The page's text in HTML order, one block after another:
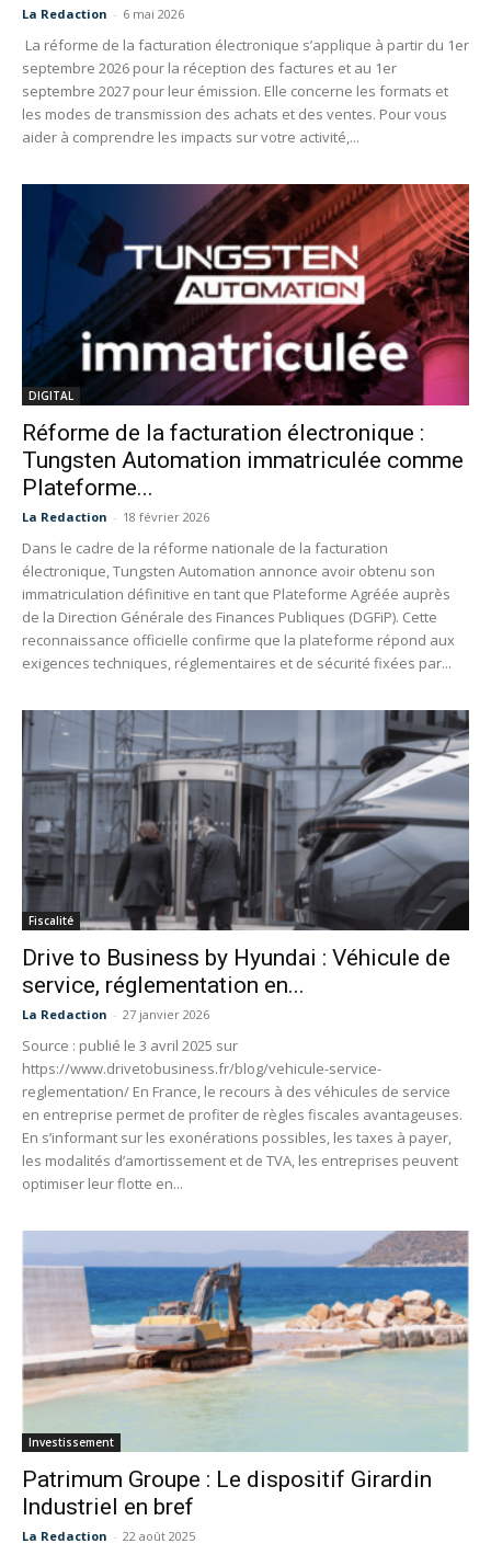
La Redaction - 6 mai 2026
La réforme de la facturation électronique s’applique à partir du 1er
septembre 2026 pour la réception des factures et au 1er
septembre 2027 pour leur émission. Elle concerne les formats et
les modes de transmission des achats et des ventes. Pour vous
aider à comprendre les impacts sur votre activité,...
DIGITAL
Réforme de la facturation électronique :
Tungsten Automation immatriculée comme
Plateforme...
La Redaction - 18 février 2026
Dans le cadre de la réforme nationale de la facturation
électronique, Tungsten Automation annonce avoir obtenu son
immatriculation définitive en tant que Plateforme Agréée auprès
de la Direction Générale des Finances Publiques (DGFiP). Cette
reconnaissance officielle confirme que la plateforme répond aux
exigences techniques, réglementaires et de sécurité fixées par...
Fiscalité
Drive to Business by Hyundai : Véhicule de
service, réglementation en...
La Redaction - 27 janvier 2026
Source : publié le 3 avril 2025 sur
https://www.drivetobusiness.fr/blog/vehicule-service-
reglementation/ En France, le recours à des véhicules de service
en entreprise permet de profiter de règles fiscales avantageuses.
En s’informant sur les exonérations possibles, les taxes à payer,
les modalités d’amortissement et de TVA, les entreprises peuvent
optimiser leur flotte en...
Investissement
Patrimum Groupe : Le dispositif Girardin
Industriel en bref
La Redaction - 22 août 2025